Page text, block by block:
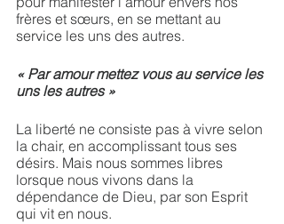
frères et sœurs, en se mettant au
service les uns des autres.
« Par amour mettez vous au service les
uns les autres »
La liberté ne consiste pas à vivre selon
la chair, en accomplissant tous ses
désirs. Mais nous sommes libres
lorsque nous vivons dans la
dépendance de Dieu, par son Esprit
qui vit en nous.